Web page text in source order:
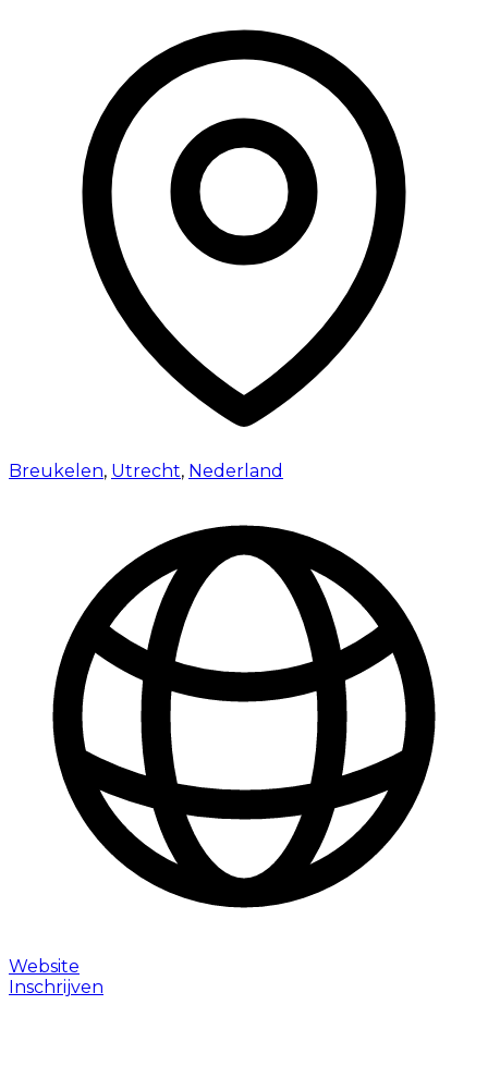
Breukelen, Utrecht, Nederland
Website
Inschrijven